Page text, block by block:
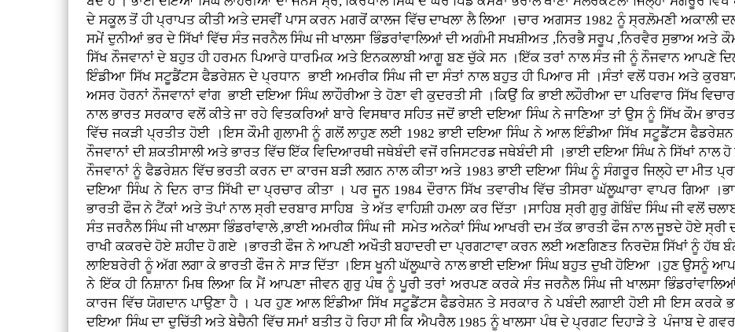
ਦੇ ਸਕੂਲ ਤੋਂ ਹੀ ਪ੍ਰਾਪਤ ਕੀਤੀ ਅਤੇ ਦਸਵੀਂ ਪਾਸ ਕਰਨ ਮਗਰੋਂ ਕਾਲਜ ਵਿੱਚ ਦਾਖਲਾ ਲੈ ਲਿਆ ।ਚਾਰ ਅਗਸਤ 1982 ਨੂੰ ਸ੍ਰਲ਼ੋਮਣੀ
ਸਮੇਂ ਦੁਨੀਆਂ ਭਰ ਦੇ ਸਿੱਖਾਂ ਵਿੱਚ ਸੰਤ ਜਰਨੈਲ ਸਿੰਘ ਜੀ ਖਾਲਸਾ ਭਿੰਡਰਾਂਵਾਲਿਆਂ ਦੀ ਅਗੰਮੀ ਸਖਸ਼ੀਅਤ ,ਨਿਰਭੈ ਸਰੂਪ ,ਨਿਰਵੈਰ ਸੁਭਾਅ ਅਤੇ
ਸਿੱਖ ਨੌਜਵਾਨਾਂ ਦੇ ਬਹੁਤ ਹੀ ਹਰਮਨ ਪਿਆਰੇ ਧਾਰਮਿਕ ਅਤੇ ਇਨਕਲਾਬੀ ਆਗੂ ਬਣ ਚੁੱਕੇ ਸਨ ।ਇੱਕ ਤਰਾਂ ਨਾਲ ਸੰਤ ਜੀ ਨੂੰ ਨੌਜਵਾਨ ਆਪਣੇ
ਇੰਡੀਆ ਸਿੱਖ ਸਟੂਡੈਂਟਸ ਫੈਡਰੇਸ਼ਨ ਦੇ ਪ੍ਰਧਾਨ ਭਾਈ ਅਮਰੀਕ ਸਿੰਘ ਜੀ ਦਾ ਸੰਤਾਂ ਨਾਲ ਬਹੁਤ ਹੀ ਪਿਆਰ ਸੀ ।ਸੰਤਾਂ ਵਲੋਂ ਧਰਮ ਅਤੇ
ਅਸਰ ਹੋਰਨਾਂ ਨੌਜਵਾਨਾਂ ਵਾਂਗ ਭਾਈ ਦਇਆ ਸਿੰਘ ਲਾਹੌਰੀਆ ਤੇ ਹੋਣਾ ਵੀ ਕੁਦਰਤੀ ਸੀ ।ਕਿਉਂ ਕਿ ਭਾਈ ਲਹੌਰੀਆ ਦਾ ਪਰਿਵਾਰ ਸਿੱਖ
ਨਾਲ ਭਾਰਤ ਸਰਕਾਰ ਵਲੋਂ ਕੀਤੇ ਜਾ ਰਹੇ ਵਿਤਕਰਿਆਂ ਬਾਰੇ ਵਿਸਥਾਰ ਸਹਿਤ ਜਦੋਂ ਭਾਈ ਦਇਆ ਸਿੰਘ ਨੇ ਜਾਣਿਆ ਤਾਂ ਉਸ ਨੂੰ ਸਿੱਖ ਕੌਮ ਭਾਰਤ
ਵਿੱਚ ਜਕੜੀ ਪ੍ਰਤੀਤ ਹੋਈ ।ਇਸ ਕੌਮੀ ਗੁਲਾਮੀ ਨੂੰ ਗਲੋਂ ਲਾਹੁਣ ਲਈ 1982 ਭਾਈ ਦਇਆ ਸਿੰਘ ਨੇ ਆਲ ਇੰਡੀਆ ਸਿੱਖ ਸਟੂਡੈਂਟਸ
ਨੌਜਵਾਨਾਂ ਦੀ ਸ਼ਕਤੀਸਾਲੀ ਅਤੇ ਭਾਰਤ ਵਿੱਚ ਇੱਕ ਵਿਦਿਆਰਥੀ ਜਥੇਬੰਦੀ ਵਜੋਂ ਰਜਿਸਟਰਡ ਜਥੇਬੰਦੀ ਸੀ ।ਭਾਈ ਦਇਆ ਸਿੰਘ ਨੇ ਸਿੱਖਾਂ
ਨੌਜਵਾਨਾਂ ਨੂੰ ਫੈਡਰੇਸ਼ਨ ਵਿੱਚ ਭਰਤੀ ਕਰਨ ਦਾ ਕਾਰਜ ਬੜੀ ਲਗਨ ਨਾਲ ਕੀਤਾ ਅਤੇ 1983 ਭਾਈ ਦਇਆ ਸਿੰਘ ਨੂੰ ਸੰਗਰੂਰ ਜਿਲ੍ਹੇ ਦਾ ਮੀਤ
ਦਇਆ ਸਿੰਘ ਨੇ ਦਿਨ ਰਾਤ ਸਿੱਖੀ ਦਾ ਪ੍ਰਚਾਰ ਕੀਤਾ । ਪਰ ਜੂਨ 1984 ਦੌਰਾਨ ਸਿੱਖ ਤਵਾਰੀਖ ਵਿੱਚ ਤੀਸਰਾ ਘੱਲੂਘਾਰਾ ਵਾਪਰ ਗਿਆ
ਭਾਰਤੀ ਫੌਜ ਨੇ ਟੈਂਕਾਂ ਅਤੇ ਤੋਪਾਂ ਨਾਲ ਸ੍ਰੀ ਦਰਬਾਰ ਸਾਹਿਬ ਤੇ ਅੱਤ ਵਾਹਿਸ਼ੀ ਹਮਲਾ ਕਰ ਦਿੱਤਾ ।ਸਾਹਿਬ ਸ੍ਰੀ ਗੁਰੁ ਗੋਬਿੰਦ ਸਿੰਘ ਜੀ ਵਲੋਂ
ਸੰਤ ਜਰਨੈਲ ਸਿੰਘ ਜੀ ਖਾਲਸਾ ਭਿੰਡਰਾਂਵਾਲੇ ,ਭਾਈ ਅਮਰੀਕ ਸਿੰਘ ਜੀ ਸਮੇਤ ਅਨੇਕਾਂ ਸਿੰਘ ਆਖਰੀ ਦਮ ਤੱਕ ਭਾਰਤੀ ਫੌਜ ਨਾਲ ਜੂਝਦੇ ਹੋਏ ਸ੍ਰੀ
ਰਾਖੀ ਕਕਰਦੇ ਹੋਏ ਸ਼ਹੀਦ ਹੋ ਗਏ ।ਭਾਰਤੀ ਫੌਜ ਨੇ ਆਪਣੀ ਅਖੌਤੀ ਬਹਾਦਰੀ ਦਾ ਪ੍ਰਗਟਾਵਾ ਕਰਨ ਲਈ ਅਣਗਿਣਤ ਨਿਰਦੋਸ਼ ਸਿੱਖਾਂ ਨੂੰ ਹੱਥ
ਲਾਇਬਰੇਰੀ ਨੂੰ ਅੱਗ ਲਗਾ ਕੇ ਭਾਰਤੀ ਫੌਜ ਨੇ ਸਾੜ ਦਿੱਤਾ ।ਇਸ ਖੂਨੀ ਘੱਲੂਘਾਰੇ ਨਾਲ ਭਾਈ ਦਇਆ ਸਿੰਘ ਬਹੁਤ ਦੁਖੀ ਹੋਇਆ ।ਹੁਣ ਉਸਨੂੰ
ਨੇ ਇੱਕ ਹੀ ਨਿਸ਼ਾਨਾ ਮਿਥ ਲਿਆ ਕਿ ਮੈਂ ਆਪਣਾ ਜੀਵਨ ਗੁਰੁ ਪੰਥ ਨੂੰ ਪੂਰੀ ਤਰਾਂ ਅਰਪਣ ਕਰਕੇ ਸੰਤ ਜਰਨੈਲ ਸਿੰਘ ਜੀ ਖਾਲਸਾ
ਕਾਰਜ ਵਿੱਚ ਯੋਗਦਾਨ ਪਾਉਣਾ ਹੈ । ਪਰ ਹੁਣ ਆਲ ਇੰਡੀਆ ਸਿੱਖ ਸਟੂਡੈਂਟਸ ਫੈਡਰੇਸ਼ਨ ਤੇ ਸਰਕਾਰ ਨੇ ਪਬੰਦੀ ਲਗਾਈ ਹੋਈ ਸੀ ਇਸ ਕਰਕੇ
ਦਇਆ ਸਿੰਘ ਦਾ ਦੁਚਿੱਤੀ ਅਤੇ ਬੇਚੈਨੀ ਵਿੱਚ ਸਮਾਂ ਬਤੀਤ ਹੋ ਰਿਹਾ ਸੀ ਕਿ ਐਪਰੈਲ 1985 ਨੂੰ ਖਾਲਸਾ ਪੰਥ ਦੇ ਪ੍ਰਗਟ ਦਿਹਾੜੇ ਤੇ ਪੰਜਾਬ ਦੇ